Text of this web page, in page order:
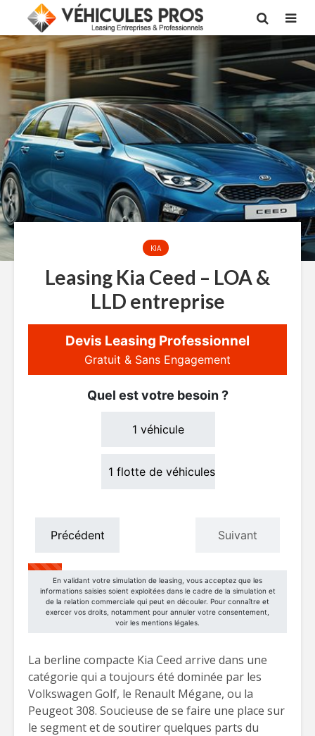
KIA
Leasing Kia Ceed – LOA &
LLD entreprise
La berline compacte Kia Ceed arrive dans une
catégorie qui a toujours été dominée par les
Volkswagen Golf, le Renault Mégane, ou la
Peugeot 308. Soucieuse de se faire une place sur
le segment et de soutirer quelques parts du